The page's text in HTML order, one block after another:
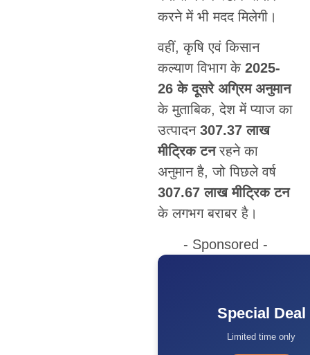
करने में भी मदद मिलेगी।
वहीं, कृषि एवं किसान
कल्याण विभाग के 2025-
26 के दूसरे अग्रिम अनुमान
के मुताबिक, देश में प्याज का
उत्पादन 307.37 लाख
मीट्रिक टनरहने का
अनुमान है, जो पिछले वर्ष
307.67 लाख मीट्रिक टन
के लगभग बराबर है।
- Sponsored -
Special Deal
Limited time only